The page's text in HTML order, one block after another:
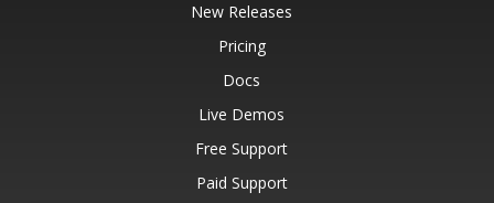
New Releases
Pricing
Docs
Live Demos
Free Support
Paid Support